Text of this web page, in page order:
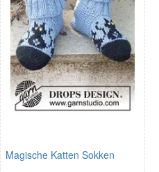
Magische Katten Sokken